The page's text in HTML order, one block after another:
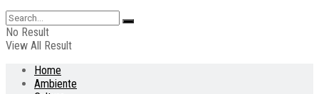
No Result
View All Result
Home
Ambiente